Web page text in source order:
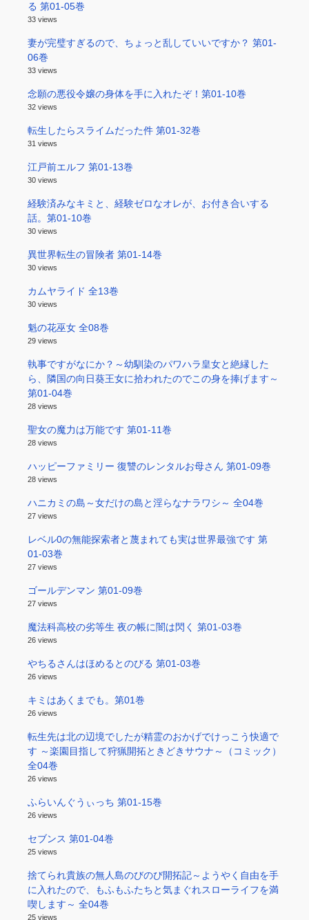
る 第01-05巻
33 views
妻が完璧すぎるので、ちょっと乱していいですか？ 第01-
06巻
33 views
念願の悪役令嬢の身体を手に入れたぞ！第01-10巻
32 views
転生したらスライムだった件 第01-32巻
31 views
江戸前エルフ 第01-13巻
30 views
経験済みなキミと、経験ゼロなオレが、お付き合いする
話。第01-10巻
30 views
異世界転生の冒険者 第01-14巻
30 views
カムヤライド 全13巻
30 views
魁の花巫女 全08巻
29 views
執事ですがなにか？～幼馴染のパワハラ皇女と絶縁した
ら、隣国の向日葵王女に拾われたのでこの身を捧げます～
第01-04巻
28 views
聖女の魔力は万能です 第01-11巻
28 views
ハッピーファミリー 復讐のレンタルお母さん 第01-09巻
28 views
ハニカミの島～女だけの島と淫らなナラワシ～ 全04巻
27 views
レベル0の無能探索者と蔑まれても実は世界最強です 第
01-03巻
27 views
ゴールデンマン 第01-09巻
27 views
魔法科高校の劣等生 夜の帳に闇は閃く 第01-03巻
26 views
やちるさんはほめるとのびる 第01-03巻
26 views
キミはあくまでも。第01巻
26 views
転生先は北の辺境でしたが精霊のおかげでけっこう快適で
す ～楽園目指して狩猟開拓ときどきサウナ～（コミック）
全04巻
26 views
ふらいんぐうぃっち 第01-15巻
26 views
セブンス 第01-04巻
25 views
捨てられ貴族の無人島のびのび開拓記～ようやく自由を手
に入れたので、もふもふたちと気まぐれスローライフを満
喫します～ 全04巻
25 views